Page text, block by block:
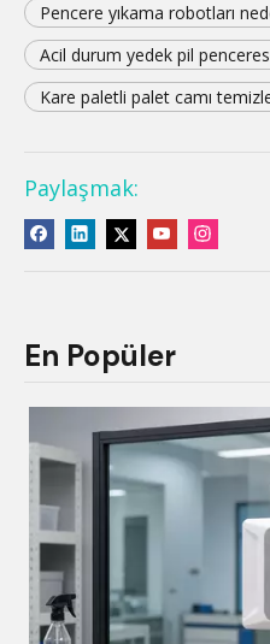
Pencere yıkama robotları
Acil durum yedek pil
Kare paletli palet camı
Paylaşmak:
En Popüler